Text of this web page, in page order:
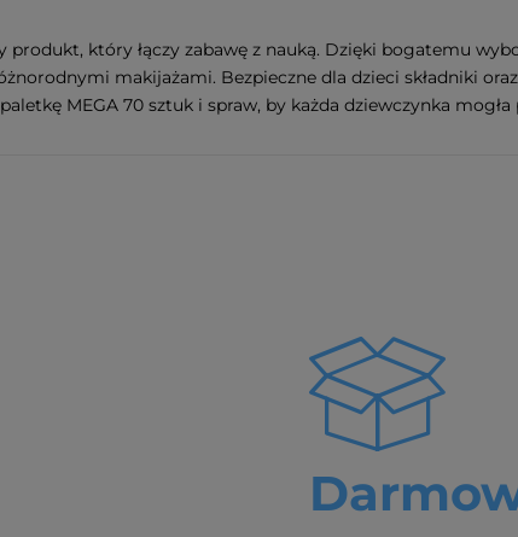
produkt, który łączy zabawę z nauką. Dzięki bogatemu
makijażami. Bezpieczne dla dzieci składniki
MEGA 70 sztuk i spraw, by każda dziewczynka